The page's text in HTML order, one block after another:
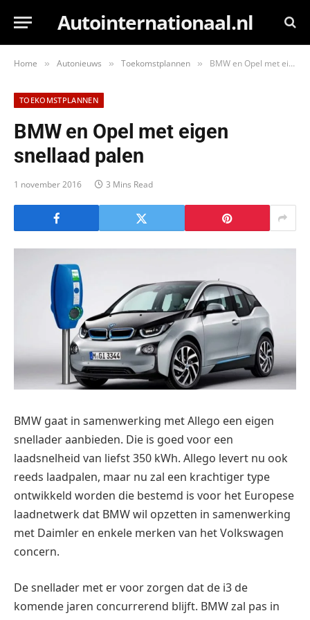
Autointernationaal.nl
Home » Autonieuws » Toekomstplannen » BMW en Opel met eigen snellaad palen
TOEKOMSTPLANNEN
BMW en Opel met eigen
snellaad palen
1 november 2016 3 Mins Read
BMW gaat in samenwerking met Allego een eigen
snellader aanbieden. Die is goed voor een
laadsnelheid van liefst 350 kWh. Allego levert nu ook
reeds laadpalen, maar nu zal een krachtiger type
ontwikkeld worden die bestemd is voor het Europese
laadnetwerk dat BMW wil opzetten in samenwerking
met Daimler en enkele merken van het Volkswagen
concern.
De snellader met er voor zorgen dat de i3 de
komende jaren concurrerend blijft. BMW zal pas in